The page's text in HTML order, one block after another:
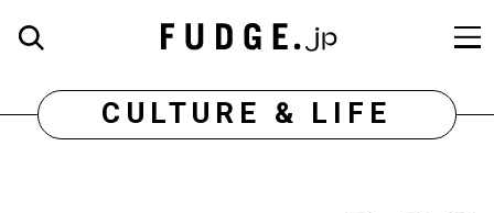
CULTURE & LIFE